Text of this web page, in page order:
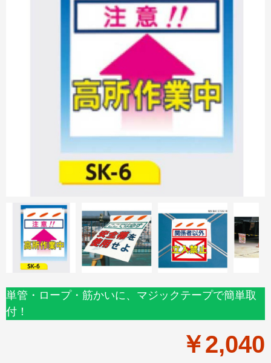
単管・ロープ・筋かいに、マジックテープで簡単取
付！
￥2,040